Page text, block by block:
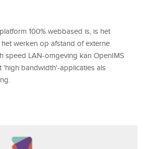
100% webbased is, is het
werken op afstand of externe
speed LAN-omgeving kan OpenIMS
'high bandwidth'-applicaties als